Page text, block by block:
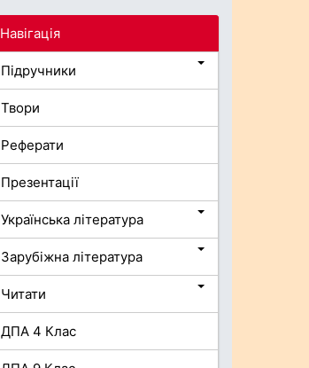
Навігація
Підручники
Твори
Реферати
Презентації
Українська література
Зарубіжна література
Читати
ДПА 4 Клас